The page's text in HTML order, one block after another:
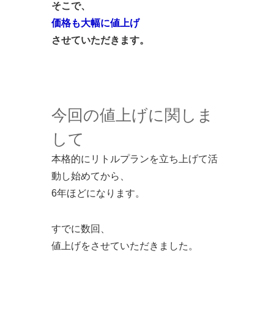
そこで、
価格も大幅に値上げ
させていただきます。
今回の値上げに関しま
して
本格的にリトルプランを立ち上げて活
動し始めてから、
6年ほどになります。
すでに数回、
値上げをさせていただきました。